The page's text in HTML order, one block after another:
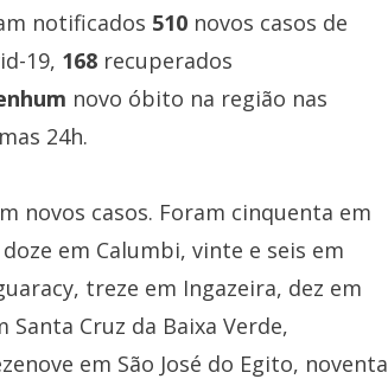
notificados 510novos casos de
19, 168recuperados
novo óbito na região nas
24h.
novos casos. Foram cinquenta em
em Calumbi, vinte e seis em
treze em Ingazeira, dez em
Cruz da Baixa Verde,
em São José do Egito, noventa